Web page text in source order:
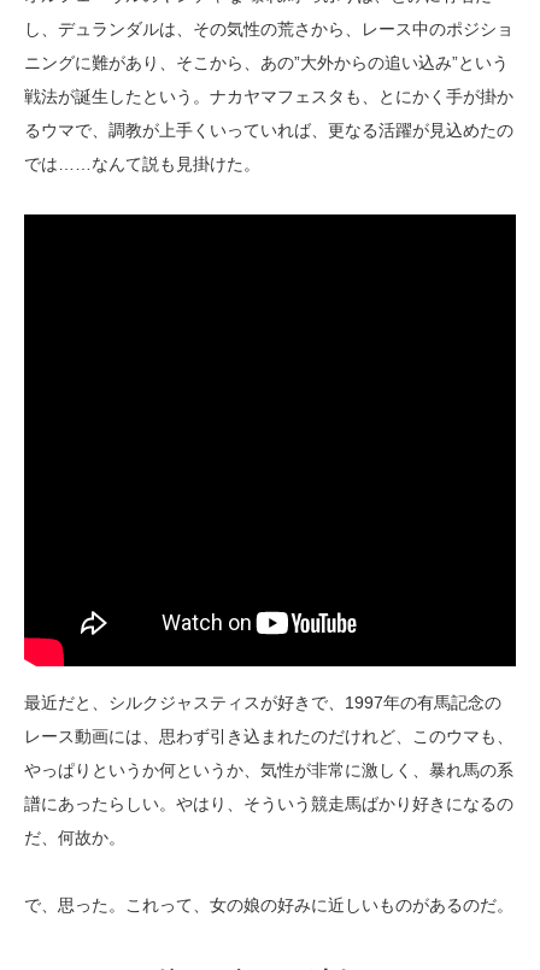
し、デュランダルは、その気性の荒さから、レース中のポジショ
ニングに難があり、そこから、あの”大外からの追い込み”という
戦法が誕生したという。ナカヤマフェスタも、とにかく手が掛か
るウマで、調教が上手くいっていれば、更なる活躍が見込めたの
では……なんて説も見掛けた。
最近だと、シルクジャスティスが好きで、1997年の有馬記念の
レース動画には、思わず引き込まれたのだけれど、このウマも、
やっぱりというか何というか、気性が非常に激しく、暴れ馬の系
譜にあったらしい。やはり、そういう競走馬ばかり好きになるの
だ、何故か。
で、思った。これって、女の娘の好みに近しいものがあるのだ。